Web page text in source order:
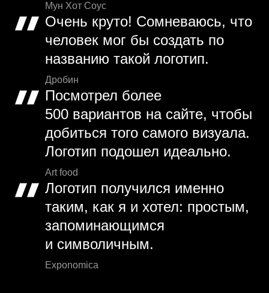
Мун Хот Соус
Очень круто! Сомневаюсь, что
человек мог бы создать по
названию такой логотип.
Дробин
Посмотрел более
500 вариантов на сайте, чтобы
добиться того самого визуала.
Логотип подошел идеально.
Art food
Логотип получился именно
таким, как я и хотел: простым,
запоминающимся
и символичным.
Exponomica